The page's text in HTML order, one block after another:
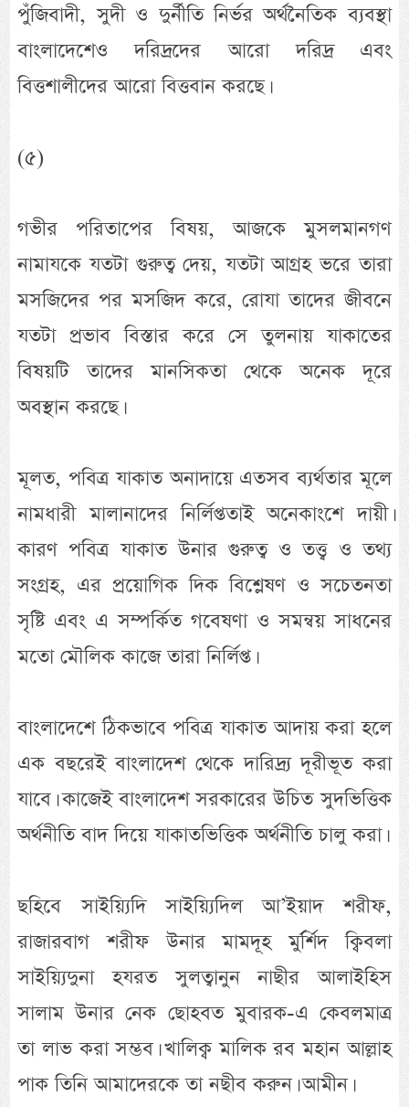
পুঁজিবাদী, সুদী ও দুর্নীতি নির্ভর অর্থনৈতিক ব্যবস্থা
বাংলাদেশেও দরিদ্রদের আরো দরিদ্র এবং
বিত্তশালীদের আরো বিত্তবান করছে।
(৫)
গভীর পরিতাপের বিষয়, আজকে মুসলমানগণ
নামাযকে যতটা গুরুত্ব দেয়, যতটা আগ্রহ ভরে তারা
মসজিদের পর মসজিদ করে, রোযা তাদের জীবনে
যতটা প্রভাব বিস্তার করে সে তুলনায় যাকাতের
বিষয়টি তাদের মানসিকতা থেকে অনেক দূরে
অবস্থান করছে।
মূলত, পবিত্র যাকাত অনাদায়ে এতসব ব্যর্থতার মূলে
নামধারী মালানাদের নির্লিপ্ততাই অনেকাংশে দায়ী।
কারণ পবিত্র যাকাত উনার গুরুত্ব ও তত্ত্ব ও তথ্য
সংগ্রহ, এর প্রয়োগিক দিক বিশ্লেষণ ও সচেতনতা
সৃষ্টি এবং এ সম্পর্কিত গবেষণা ও সমন্বয় সাধনের
মতো মৌলিক কাজে তারা নির্লিপ্ত।
বাংলাদেশে ঠিকভাবে পবিত্র যাকাত আদায় করা হলে
এক বছরেই বাংলাদেশ থেকে দারিদ্র্য দূরীভূত করা
যাবে। কাজেই বাংলাদেশ সরকারের উচিত সুদভিত্তিক
অর্থনীতি বাদ দিয়ে যাকাতভিত্তিক অর্থনীতি চালু করা।
ছহিবে সাইয়্যিদি সাইয়্যিদিল আ’ইয়াদ শরীফ,
রাজারবাগ শরীফ উনার মামদূহ মুর্র্শিদ ক্বিবলা
সাইয়্যিদুনা হযরত সুলত্বানুন নাছীর আলাইহিস
সালাম উনার নেক ছোহবত মুবারক-এ কেবলমাত্র
তা লাভ করা সম্ভব। খালিক্ব মালিক রব মহান আল্লাহ
পাক তিনি আমাদেরকে তা নছীব করুন। আমীন।